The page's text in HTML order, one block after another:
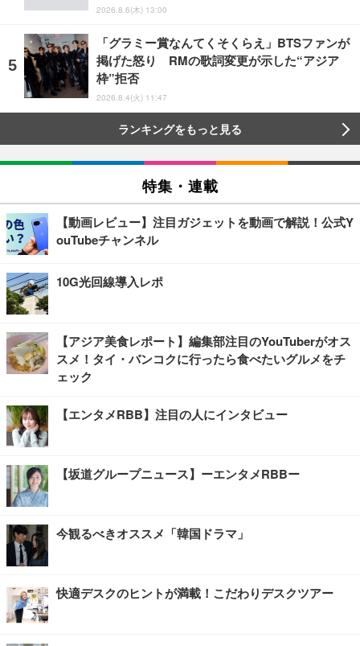
2026.8.6(木) 13:00
「グラミー賞なんてくそくらえ」BTSファンが
掲げた怒り RMの歌詞変更が示した“アジア
枠”拒否
2026.8.4(火) 11:47
ランキングをもっと見る
特集・連載
【動画レビュー】注目ガジェットを動画で解説！公式Y
ouTubeチャンネル
10G光回線導入レポ
【アジア美食レポート】編集部注目のYouTuberがオス
スメ！タイ・バンコクに行ったら食べたいグルメをチ
ェック
【エンタメRBB】注目の人にインタビュー
【坂道グループニュース】ーエンタメRBBー
今観るべきオススメ「韓国ドラマ」
快適デスクのヒントが満載！こだわりデスクツアー